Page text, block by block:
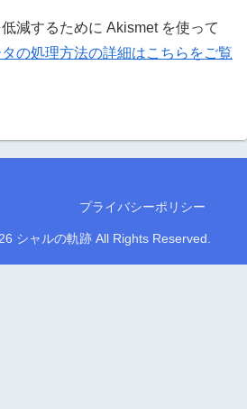
減するために Akismet を使って
の処理方法の詳細はこちらをご覧
プライバシーポリシー
シャルの軌跡 All Rights Reserved.